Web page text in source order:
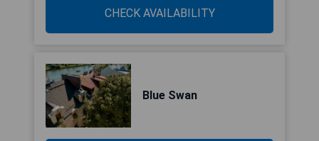
CHECK AVAILABILITY
Blue Swan